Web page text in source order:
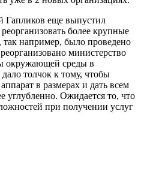
Гапликов еще выпустил
более крупные
так например, было проведено
министерство
окружающей среды в
толчок к тому, чтобы
в размерах и дать всем
углубленно. Ожидается то, что
при получении услуг